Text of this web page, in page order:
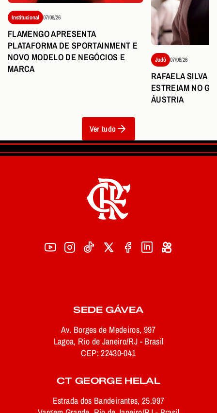
Institucional 07/08/26
FLAMENGO APRESENTA
PLATAFORMA DE SPORTAINMENT E
NOVO MODELO DE NEGÓCIOS E
MARCA
Judô 07/08/26
RAFAELA SILVA
ESTREIAM NO
ÁUSTRIA
Ver tudo
SEDE GÁVEA
Av. Borges de Medeiros, 997
Lagoa, Rio de Janeiro/RJ - Brasil
CEP: 22430-041
CT GEORGE HELAL
Estrada dos Bandeirantes, 25.997